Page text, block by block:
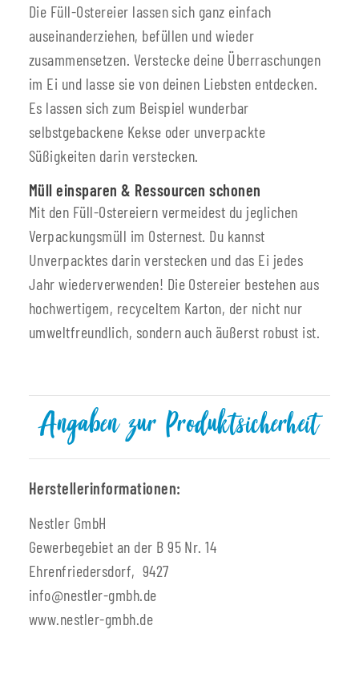
Die Füll-Ostereier lassen sich ganz einfach
auseinanderziehen, befüllen und wieder
zusammensetzen. Verstecke deine Überraschungen
im Ei und lasse sie von deinen Liebsten entdecken.
Es lassen sich zum Beispiel wunderbar
selbstgebackene Kekse oder unverpackte
Süßigkeiten darin verstecken.
Müll einsparen & Ressourcen schonen
Mit den Füll-Ostereiern vermeidest du jeglichen
Verpackungsmüll im Osternest. Du kannst
Unverpacktes darin verstecken und das Ei jedes
Jahr wiederverwenden! Die Ostereier bestehen aus
hochwertigem, recyceltem Karton, der nicht nur
umweltfreundlich, sondern auch äußerst robust ist.
Angaben zur Produktsicherheit
Herstellerinformationen:
Nestler GmbH
Gewerbegebiet an der B 95 Nr. 14
Ehrenfriedersdorf, 9427
info@nestler-gmbh.de
www.nestler-gmbh.de